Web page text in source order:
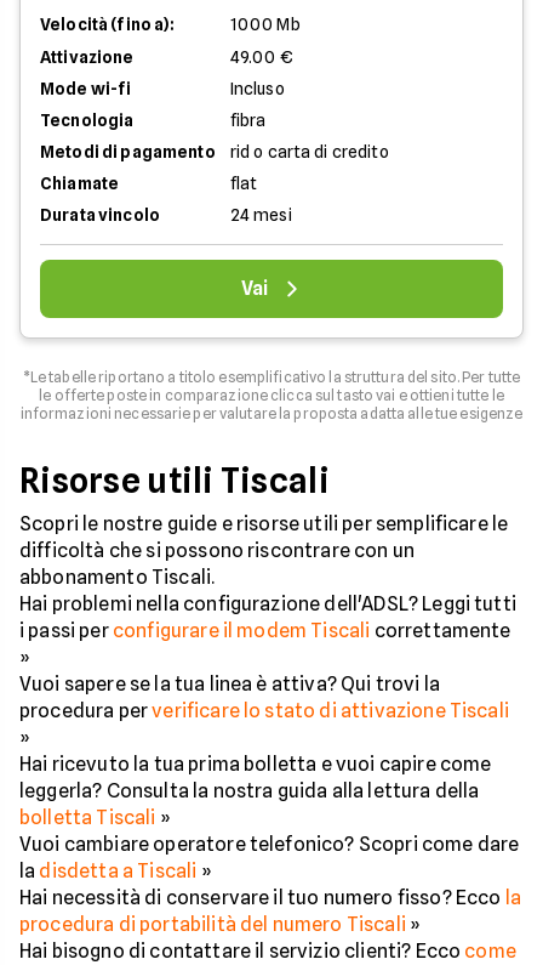
Velocità (fino a):
1000 Mb
Attivazione
49.00 €
Mode wi-fi
Incluso
Tecnologia
fibra
Metodi di pagamento
rid o carta di credito
Chiamate
flat
Durata vincolo
24 mesi
Vai
*Le tabelle riportano a titolo esemplificativo la struttura del sito. Per tutte
le offerte poste in comparazione clicca sul tasto vai e ottieni tutte le
informazioni necessarie per valutare la proposta adatta alle tue esigenze
Risorse utili Tiscali
Scopri le nostre guide e risorse utili per semplificare le
difficoltà che si possono riscontrare con un
abbonamento Tiscali.
Hai problemi nella configurazione dell'ADSL? Leggi tutti
i passi per configurare il modem Tiscali correttamente
»
Vuoi sapere se la tua linea è attiva? Qui trovi la
procedura perverificare lo stato di attivazione Tiscali
»
Hai ricevuto la tua prima bolletta e vuoi capire come
leggerla? Consulta la nostra guida alla lettura della
bolletta Tiscali »
Vuoi cambiare operatore telefonico? Scopri come dare
la disdetta a Tiscali »
Hai necessità di conservare il tuo numero fisso? Ecco la
procedura di portabilità del numero Tiscali »
Hai bisogno di contattare il servizio clienti? Ecco come